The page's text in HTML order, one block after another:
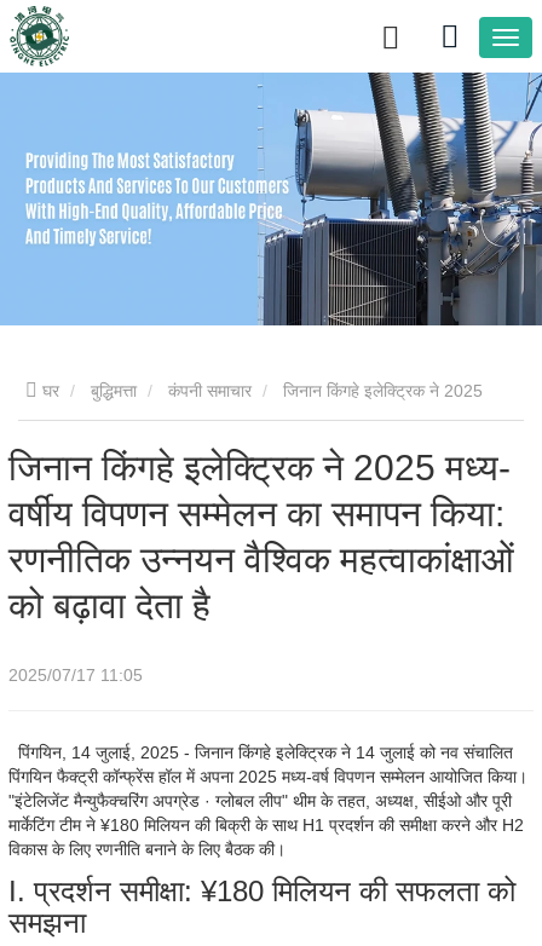
घर बुद्धिमत्ता कंपनी समाचार
मध्य-वर्षीय विपणन सम्मेलन का समापन किया: रणनीतिक उन्नयन वैश्विक
महत्वाकांक्षाओं को बढ़ावा देता है
जिनान किंगहे इलेक्ट्रिक ने 2025 मध्य-
वर्षीय विपणन सम्मेलन का समापन किया:
रणनीतिक उन्नयन वैश्विक महत्वाकांक्षाओं
को बढ़ावा देता है
2025/07/17 11:05
पिंगयिन, 14 जुलाई, 2025 - जिनान किंगहे इलेक्ट्रिक ने 14 जुलाई को नव संचालित
पिंगयिन फैक्ट्री कॉन्फ्रेंस हॉल में अपना 2025 मध्य-वर्ष विपणन सम्मेलन आयोजित किया।
"इंटेलिजेंट मैन्युफैक्चरिंग अपग्रेड · ग्लोबल लीप" थीम के तहत, अध्यक्ष, सीईओ और पूरी
मार्केटिंग टीम ने ¥180 मिलियन की बिक्री के साथ H1 प्रदर्शन की समीक्षा करने और H2
विकास के लिए रणनीति बनाने के लिए बैठक की।
I. प्रदर्शन समीक्षा: ¥180 मिलियन की सफलता को
समझना